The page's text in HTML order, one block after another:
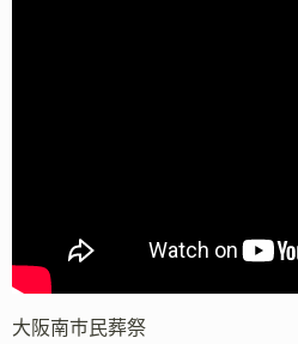
大阪南市民葬祭